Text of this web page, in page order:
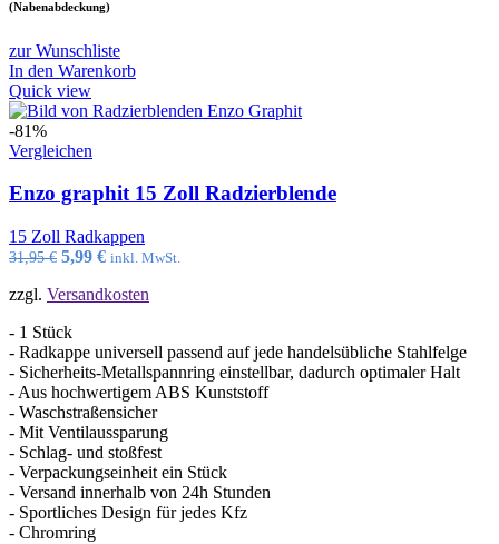
(Nabenabdeckung)
zur Wunschliste
In den Warenkorb
Quick view
-81%
Vergleichen
Enzo graphit 15 Zoll Radzierblende
15 Zoll Radkappen
31,95€ Ursprünglicher
war:
5,99 €Aktueller
ist:
inkl. MwSt.
zzgl. Versandkosten
- 1 Stück
- Radkappe universell passend auf jede handelsübliche Stahlfelge
- Sicherheits-Metallspannring einstellbar, dadurch optimaler Halt
- Aus hochwertigem ABS Kunststoff
- Waschstraßensicher
- Mit Ventilaussparung
- Schlag- und stoßfest
- Verpackungseinheit ein Stück
- Versand innerhalb von 24h Stunden
- Sportliches Design für jedes Kfz
- Chromring